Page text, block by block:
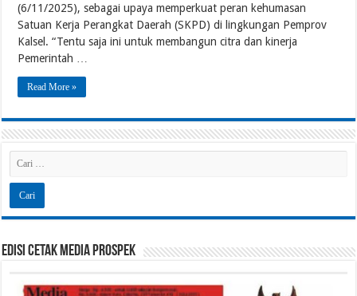
(6/11/2025), sebagai upaya memperkuat peran kehumasan
Satuan Kerja Perangkat Daerah (SKPD) di lingkungan Pemprov
Kalsel. “Tentu saja ini untuk membangun citra dan kinerja
Pemerintah …
Read More »
Edisi Cetak Media Prospek